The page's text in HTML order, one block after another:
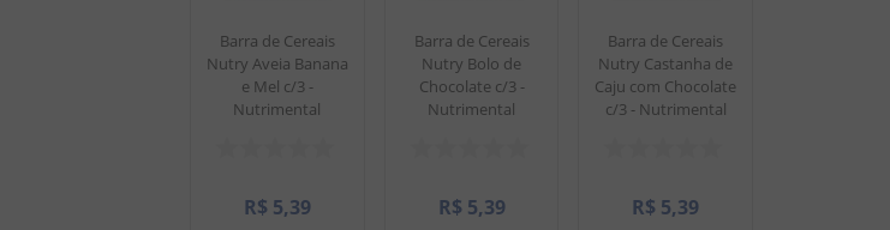
Barra de Cereais
Nutry Aveia Banana
e Mel c/3 -
Nutrimental
R$ 5,39
Barra de Cereais
Nutry Bolo de
Chocolate c/3 -
Nutrimental
R$ 5,39
Barra de Cereais
Nutry Castanha de
Caju com Chocolate
c/3 - Nutrimental
R$ 5,39